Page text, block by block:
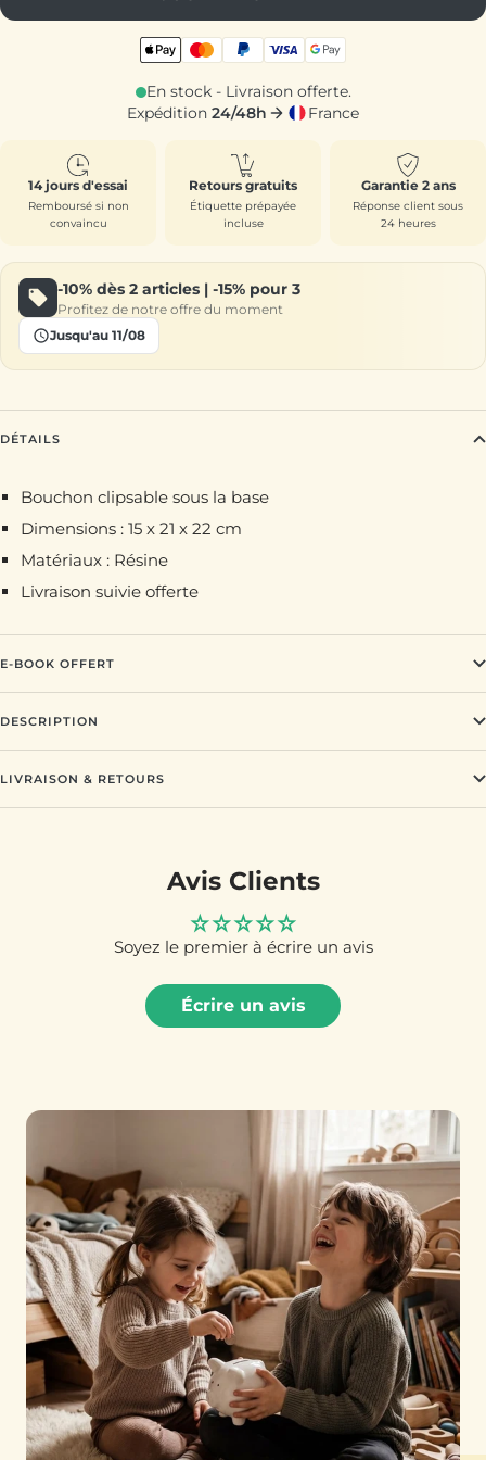
En stock - Livraison offerte.
Expédition 24/48h France
14 jours d'essai
Remboursé si non
convaincu
Retours gratuits
Étiquette prépayée
incluse
Garantie 2 ans
Réponse client sous
24 heures
-10% dès 2 articles | -15% pour 3
Profitez de notre offre du moment
Jusqu'au 11/08
DÉTAILS
Bouchon clipsable sous la base
Dimensions : 15 x 21 x 22 cm
Matériaux : Résine
Livraison suivie offerte
E-BOOK OFFERT
DESCRIPTION
LIVRAISON & RETOURS
Avis Clients
Soyez le premier à écrire un avis
Écrire un avis